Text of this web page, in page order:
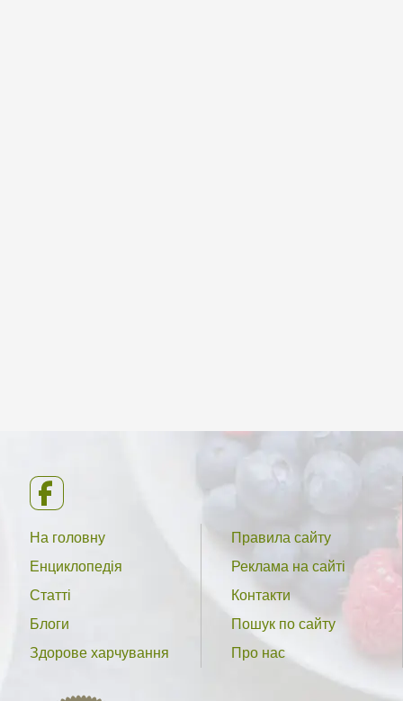
На головну
Енциклопедія
Статті
Блоги
Здорове харчування
Правила сайту
Реклама на сайті
Контакти
Пошук по сайту
Про нас